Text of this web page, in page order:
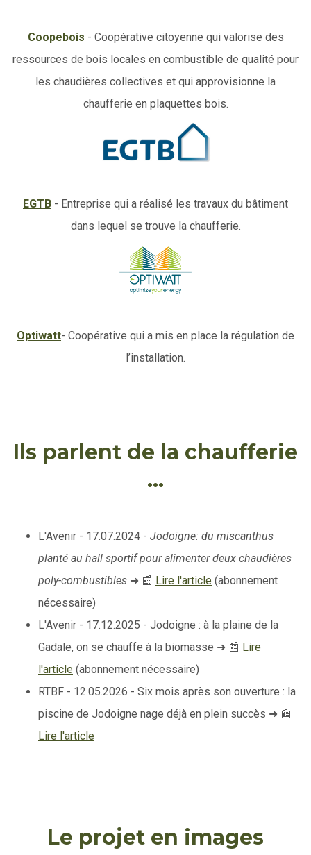
Coopebois - Coopérative citoyenne qui valorise des
ressources de bois locales en combustible de qualité pour
les chaudières collectives et qui approvisionne la
chaufferie en plaquettes bois.
EGTB - Entreprise qui a réalisé les travaux du bâtiment
dans lequel se trouve la chaufferie.
Optiwatt- Coopérative qui a mis en place la régulation de
l’installation.
Ils parlent de la chaufferie
...
L'Avenir - 17.07.2024 - Jodoigne: du miscanthus
planté au hall sportif pour alimenter deux chaudières
poly-combustibles ➜ 📰 Lire l'article (abonnement
nécessaire)
L'Avenir - 17.12.2025 - Jodoigne : à la plaine de la
Gadale, on se chauffe à la biomasse ➜ 📰 Lire
l'article (abonnement nécessaire)
RTBF - 12.05.2026 - Six mois après son ouverture : la
piscine de Jodoigne nage déjà en plein succès ➜ 📰
Lire l'article
Le projet en images